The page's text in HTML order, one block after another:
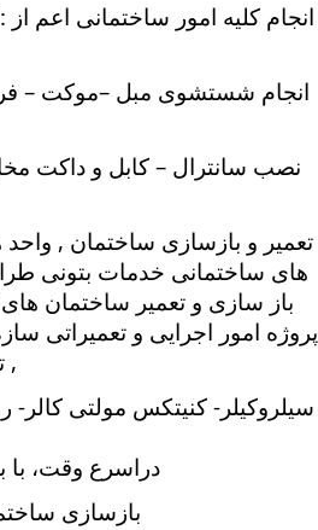
انجام کلیه امور ساختمانی
انجام شستشوی مبل –موکت –
نصب سانترال – کابل و داکت
تعمیر و بازسازی ساختمان ,
های ساختمانی خدمات بتونی
باز سازی و تعمیر ساختمان
پروژه امور اجرایی و تعمیراتی
,
سيلروكيلر- كنيتكس مولتی کالر-
دراسرع وقت، با
بازسازی